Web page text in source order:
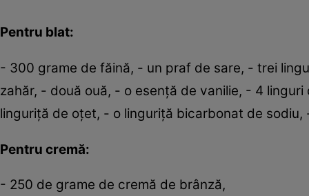
Pentru blat:
- 300 grame de făină, - un praf de sare, - trei
zahăr, - două ouă, - o esenţă de vanilie, - 4
linguriţă de oţet, - o linguriţă bicarbonat de
Pentru cremă:
- 250 de grame de cremă de brânză,